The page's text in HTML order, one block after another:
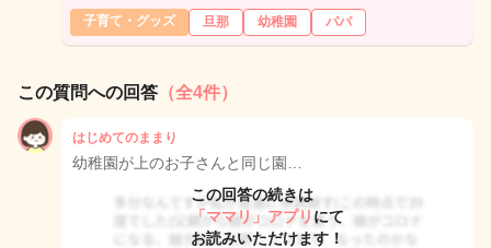
子育て・グッズ 旦那 幼稚園 パパ
この質問への回答 （全4件）
はじめてのままり
幼稚園が上のお子さんと同じ園…
この回答の続きは
「ママリ」アプリ にて
お読みいただけます！